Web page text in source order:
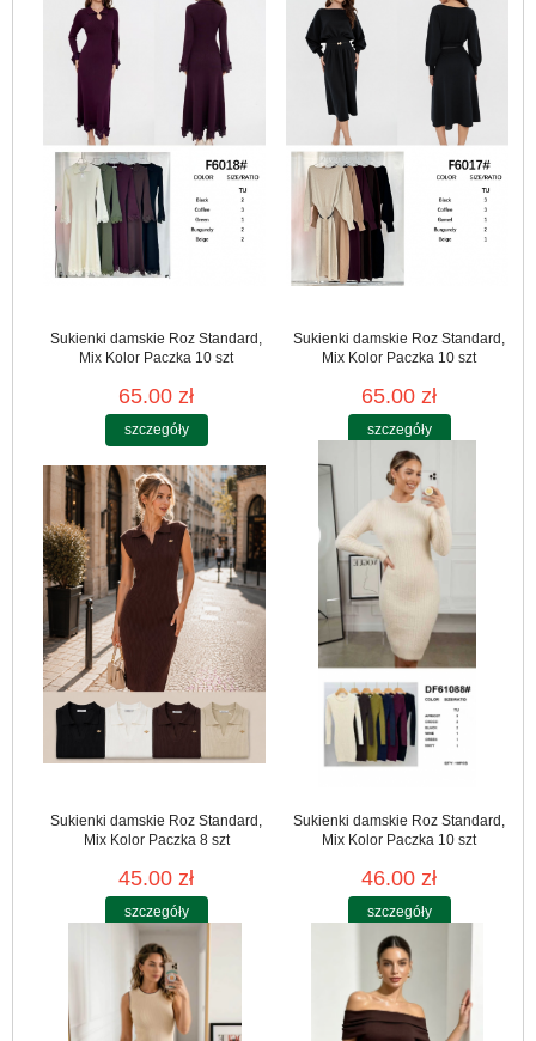
Sukienki damskie Roz Standard,
Mix Kolor Paczka 10 szt
65.00 zł
szczegóły
Sukienki damskie Roz Standard,
Mix Kolor Paczka 10 szt
65.00 zł
szczegóły
Sukienki damskie Roz Standard,
Mix Kolor Paczka 8 szt
45.00 zł
szczegóły
Sukienki damskie Roz Standard,
Mix Kolor Paczka 10 szt
46.00 zł
szczegóły